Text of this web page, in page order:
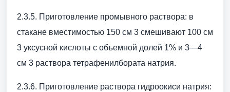
2.3.5. Приготовление промывного раствора: в
стакане вместимостью 150 см 3 смешивают 100 см
3 уксусной кислоты с объемной долей 1% и 3—4
см 3 раствора тетрафенилбората натрия.
2.3.6. Приготовление раствора гидроокиси натрия: